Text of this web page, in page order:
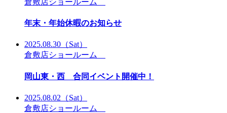
倉敷店ショールーム
年末・年始休暇のお知らせ
2025.08.30 （Sat）
倉敷店ショールーム
岡山東・西 合同イベント開催中！
2025.08.02 （Sat）
倉敷店ショールーム